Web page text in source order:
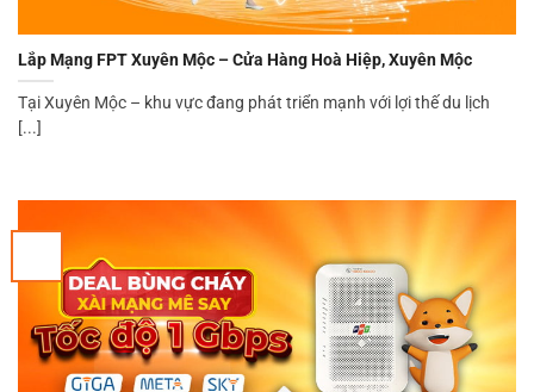
Lắp Mạng FPT Xuyên Mộc – Cửa Hàng Hoà Hiệp, Xuyên Mộc
Tại Xuyên Mộc – khu vực đang phát triển mạnh với lợi thế du lịch
[...]